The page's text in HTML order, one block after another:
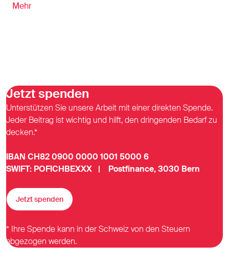
Mehr
Jetzt spenden
Unterstützen Sie unsere Arbeit mit einer direkten Spende.
Jeder Beitrag ist wichtig und hilft, den dringenden Bedarf zu
decken.*
IBAN CH82 0900 0000 1001 5000 6
SWIFT: POFICHBEXXX | Postfinance, 3030 Bern
Jetzt spenden
* Ihre Spende kann in der Schweiz von den Steuern
abgezogen werden.